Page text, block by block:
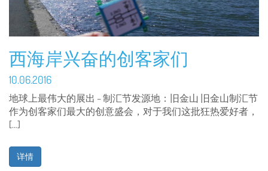
西海岸兴奋的创客家们
10.06.2016
地球上最伟大的展出 – 制汇节发源地：旧金山 旧金山制汇节
作为创客家们最大的创意盛会，对于我们这批狂热爱好者，
[…]
详情